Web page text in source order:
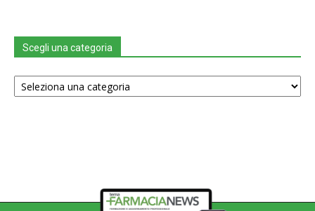
Scegli una categoria
Scegli
una